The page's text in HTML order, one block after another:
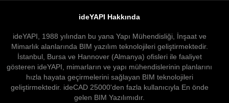
ideYAPI Hakkında
ideYAPI, 1988 yılından bu yana Yapı Mühendisliği, İnşaat ve
Mimarlık alanlarında BIM yazılım teknolojileri geliştirmektedir.
İstanbul, Bursa ve Hannover (Almanya) ofisleri ile faaliyet
gösteren ideYAPI, mimarların ve yapı mühendislerinin planlarını
hızla hayata geçirmelerini sağlayan BIM teknolojileri
geliştirmektedir. ideCAD 25000'den fazla kullanıcıyla En önde
gelen BIM Yazılımıdır.